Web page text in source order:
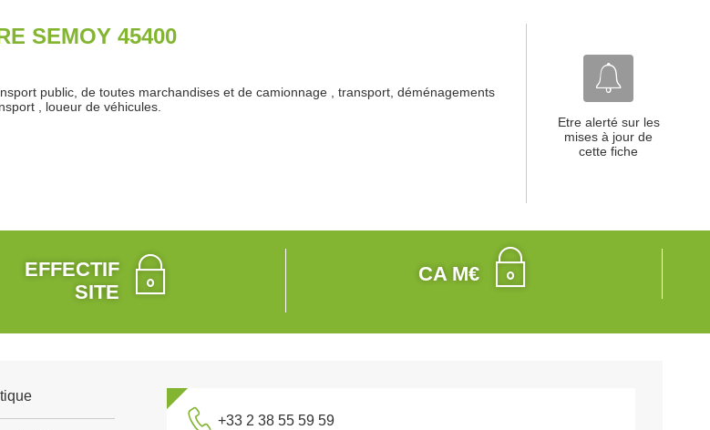
SEMOY 45400
public, de toutes marchandises et de camionnage , transport, déménagements
, loueur de véhicules.
Etre alerté sur les
mises à jour de
cette fiche
EFFECTIF
SITE
CA M€
+33 2 38 55 59 59